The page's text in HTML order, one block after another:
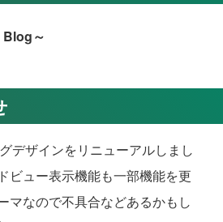
～
デザインをリニューアルしまし
ビュー表示機能も一部機能を更
マなので不具合などあるかもし